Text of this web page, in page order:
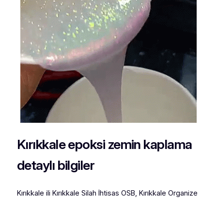
Kırıkkale epoksi zemin kaplama
detaylı bilgiler
Kırıkkale ili Kırıkkale Silah İhtisas OSB, Kırıkkale Organize